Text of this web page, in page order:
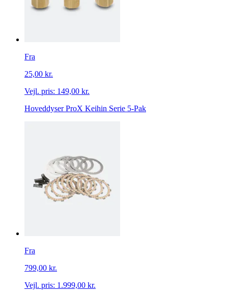
Fra
25,00 kr.
Vejl. pris: 149,00 kr.
Hoveddyser ProX Keihin Serie 5-Pak
Fra
799,00 kr.
Vejl. pris: 1.999,00 kr.